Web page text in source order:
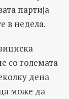
партија
в недела.
со големата
дена
може да